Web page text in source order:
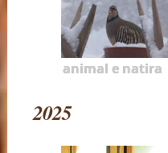
animal e natira
2025